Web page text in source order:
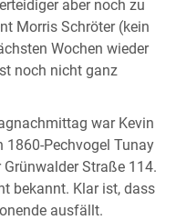
aber noch zu
Morris Schröter (kein
Wochen wieder
noch nicht ganz
war Kevin
Pechvogel Tunay
Straße 114.
bekannt. Klar ist, dass
ausfällt.